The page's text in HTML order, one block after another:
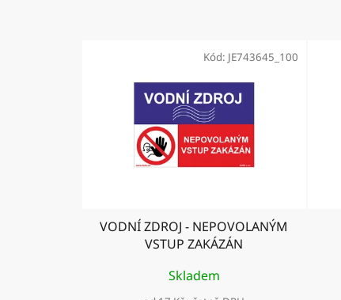
VODNÍ ZDROJ - NEPOVOLANÝM
VSTUP ZAKÁZÁN
Skladem
Kód: JE743645_100